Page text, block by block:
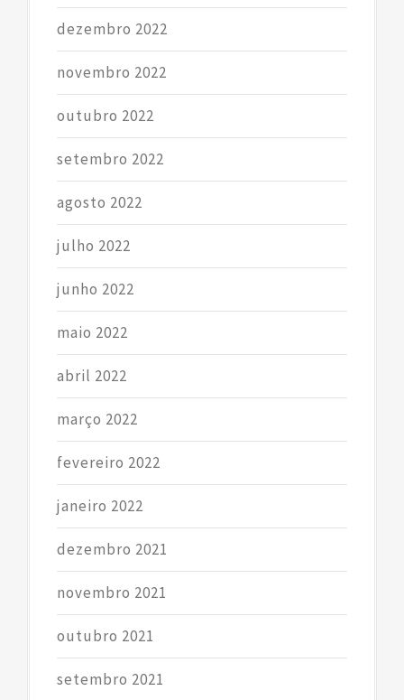
dezembro 2022
novembro 2022
outubro 2022
setembro 2022
agosto 2022
julho 2022
junho 2022
maio 2022
abril 2022
março 2022
fevereiro 2022
janeiro 2022
dezembro 2021
novembro 2021
outubro 2021
setembro 2021